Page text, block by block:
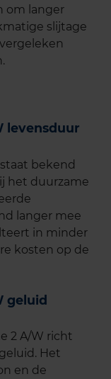
om langer
slijtage
levensduur
bekend
het duurzame
langer mee
in minder
kosten op de
geluid
2 A/W richt
Het
en de